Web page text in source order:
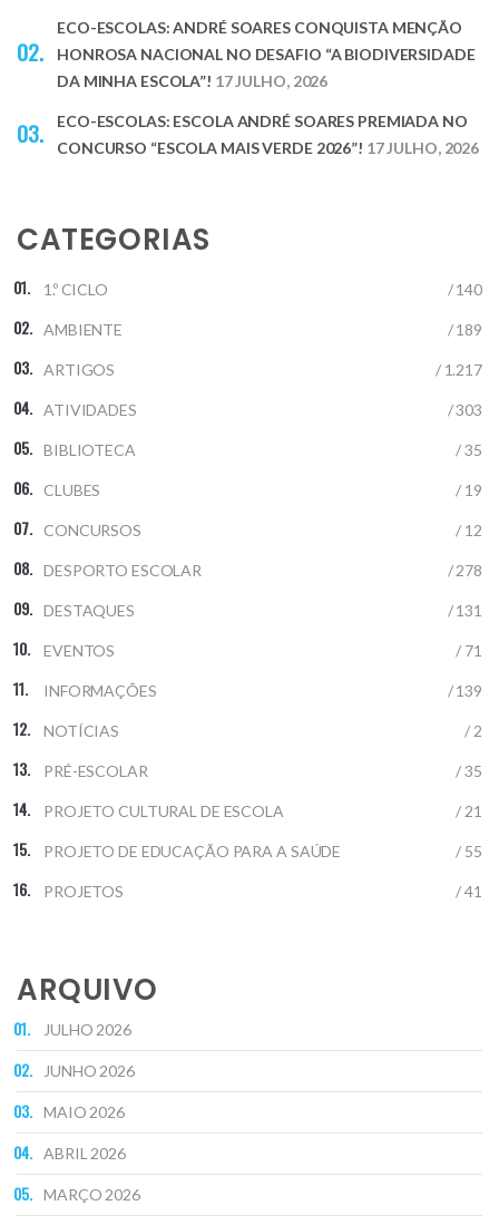
ECO-ESCOLAS: ANDRÉ SOARES CONQUISTA MENÇÃO
HONROSA NACIONAL NO DESAFIO “A BIODIVERSIDADE
DA MINHA ESCOLA”! 17 JULHO, 2026
ECO-ESCOLAS: ESCOLA ANDRÉ SOARES PREMIADA NO
CONCURSO “ESCOLA MAIS VERDE 2026”! 17 JULHO, 2026
CATEGORIAS
1.º CICLO / 140
AMBIENTE / 189
ARTIGOS / 1.217
ATIVIDADES / 303
BIBLIOTECA / 35
CLUBES / 19
CONCURSOS / 12
DESPORTO ESCOLAR / 278
DESTAQUES / 131
EVENTOS / 71
INFORMAÇÕES / 139
NOTÍCIAS / 2
PRÉ-ESCOLAR / 35
PROJETO CULTURAL DE ESCOLA / 21
PROJETO DE EDUCAÇÃO PARA A SAÚDE / 55
PROJETOS / 41
ARQUIVO
JULHO 2026
JUNHO 2026
MAIO 2026
ABRIL 2026
MARÇO 2026